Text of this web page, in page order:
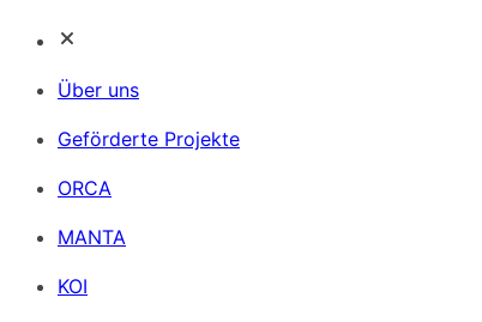
Über uns
Geförderte Projekte
ORCA
MANTA
KOI